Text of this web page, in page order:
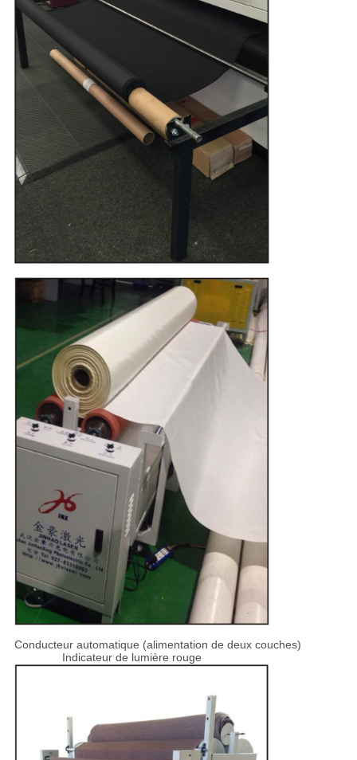
Conducteur automatique (alimentation de deux couches)
Indicateur de lumière rouge